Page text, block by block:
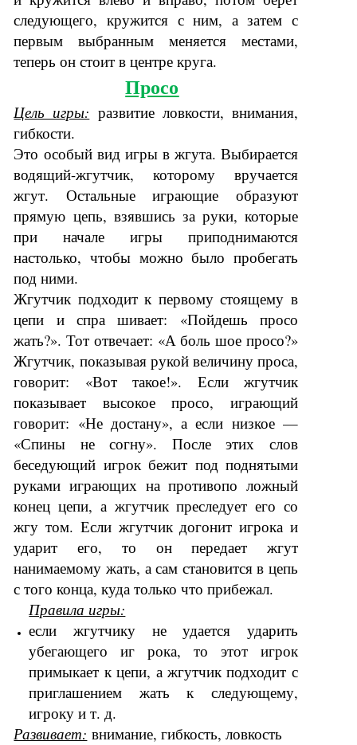
следующего, кружится с ним, а затем с
первым выбранным меняется местами,
теперь он стоит в центре круга.
Просо
Цель игры: развитие ловкости, внимания,
гибкости.
Это особый вид игры в жгута. Выбирается
водящий-жгутчик, которому вручается
жгут. Остальные играющие образуют
прямую цепь, взявшись за руки, которые
при начале игры приподнимаются
настолько, чтобы можно было пробегать
под ними.
Жгутчик подходит к первому стоящему в
цепи и спра шивает: «Пойдешь просо
жать?». Тот отвечает: «А боль шое просо?»
Жгутчик, показывая рукой величину проса,
говорит: «Вот такое!». Если жгутчик
показывает высокое просо, играющий
говорит: «Не достану», а если низкое —
«Спины не согну». После этих слов
беседующий игрок бежит под поднятыми
руками играющих на противопо ложный
конец цепи, а жгутчик преследует его со
жгу том. Если жгутчик догонит игрока и
ударит его, то он передает жгут
нанимаемому жать, а сам становится в цепь
с того конца, куда только что прибежал.
Правила игры:
если жгутчику не удается ударить
убегающего иг рока, то этот игрок
примыкает к цепи, а жгутчик подходит с
приглашением жать к следующему,
игроку и т. д.
Развивает: внимание,гибкость,ловкость